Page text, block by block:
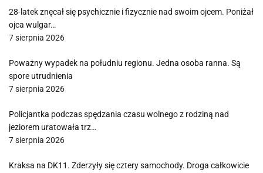
28-latek znęcał się psychicznie i fizycznie nad swoim ojcem. Poniżał
ojca wulgar…
7 sierpnia 2026
Poważny wypadek na południu regionu. Jedna osoba ranna. Są
spore utrudnienia
7 sierpnia 2026
Policjantka podczas spędzania czasu wolnego z rodziną nad
jeziorem uratowała trz…
7 sierpnia 2026
Kraksa na DK11. Zderzyły się cztery samochody. Droga całkowicie